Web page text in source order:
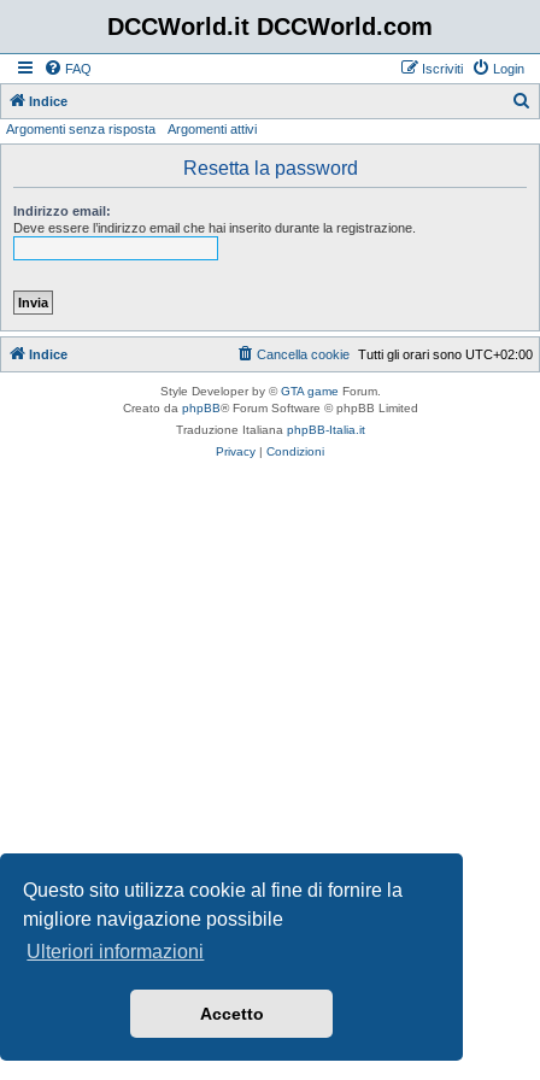
Questo sito utilizza cookie al fine di fornire la
migliore navigazione possibile
Ulteriori informazioni
Accetto
DCCWorld.it DCCWorld.com
FAQ Login
Iscriviti
Indice
Argomenti senza risposta Argomenti attivi
Resetta la password
Indirizzo email:
Deve essere l’indirizzo email che hai inserito durante la registrazione.
Indice Tutti gli orari sono UTC+02:00
Cancella cookie
Style Developer by ©GTA game Forum.
Creato da phpBB® Forum Software © phpBB Limited
Traduzione Italiana phpBB-Italia.it
Privacy | Condizioni